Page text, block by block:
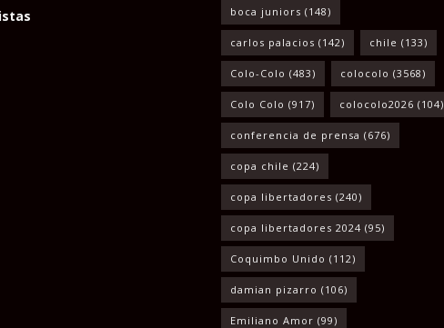
boca juniors (148)
carlos palacios (142) chile (133)
Colo-Colo (483) colocolo (3568)
Colo Colo (917) colocolo2026 (104)
conferencia de prensa (676)
copa chile (224)
copa libertadores (240)
copa libertadores 2024 (95)
Coquimbo Unido (112)
damian pizarro (106)
Emiliano Amor (99)